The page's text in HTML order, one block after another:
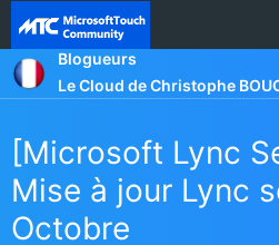
Blogueurs
Le Cloud de Christophe
[Microsoft Lync
Mise à jour Lync
Octobre